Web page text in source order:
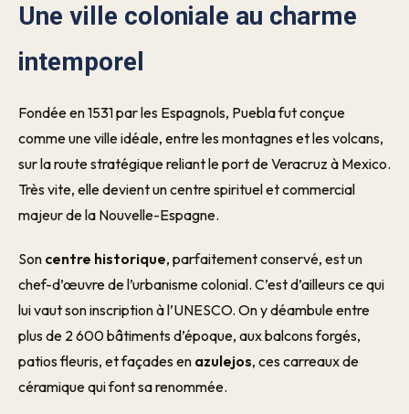
Une ville coloniale au charme
intemporel
Fondée en 1531 par les Espagnols, Puebla fut conçue
comme une ville idéale, entre les montagnes et les volcans,
sur la route stratégique reliant le port de Veracruz à Mexico.
Très vite, elle devient un centre spirituel et commercial
majeur de la Nouvelle-Espagne.
Son centre historique, parfaitement conservé, est un
chef-d’œuvre de l’urbanisme colonial. C’est d’ailleurs ce qui
lui vaut son inscription à l’UNESCO. On y déambule entre
plus de 2 600 bâtiments d’époque, aux balcons forgés,
patios fleuris, et façades en azulejos, ces carreaux de
céramique qui font sa renommée.